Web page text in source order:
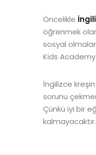
Öncelikle
öğrenmek
sosyal
Kids
İngilizce
sorunu
Çünkü iyi bir